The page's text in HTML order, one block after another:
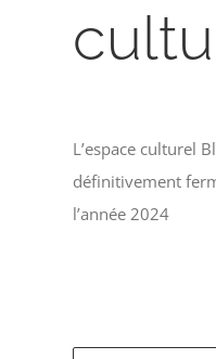
L’espace culturel
définitivement
l’année 2024